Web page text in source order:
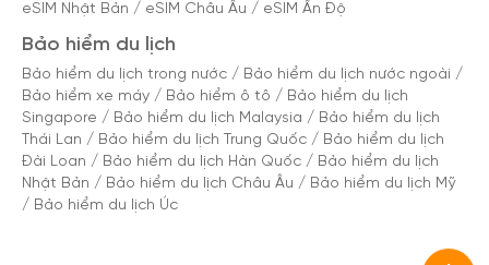
eSIM Nhật Bản / eSIM Châu Âu / eSIM Ấn Độ
Bảo hiểm du lịch
Bảo hiểm du lịch trong nước / Bảo hiểm du lịch nước ngoài /
Bảo hiểm xe máy / Bảo hiểm ô tô / Bảo hiểm du lịch
Singapore / Bảo hiểm du lịch Malaysia / Bảo hiểm du lịch
Thái Lan / Bảo hiểm du lịch Trung Quốc / Bảo hiểm du lịch
Đài Loan / Bảo hiểm du lịch Hàn Quốc / Bảo hiểm du lịch
Nhật Bản / Bảo hiểm du lịch Châu Âu / Bảo hiểm du lịch Mỹ
/ Bảo hiểm du lịch Úc